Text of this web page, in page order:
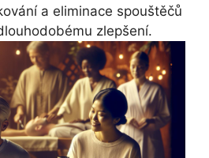
a eliminace spouštěčů
zlepšení.